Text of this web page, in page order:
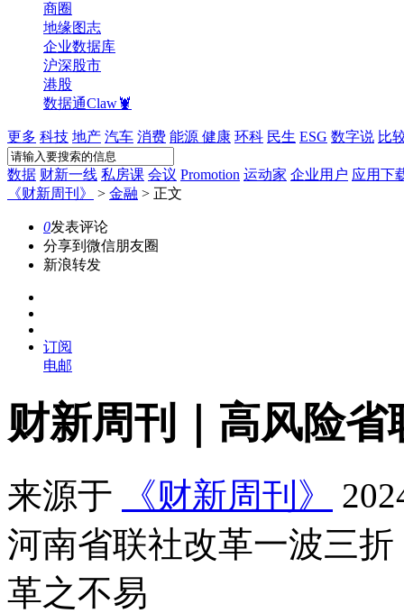
商圈
地缘图志
企业数据库
沪深股市
港股
数据通Claw🦞
更多 科技 地产 汽车 消费 能源 健康 环科 民生 ESG 数字说 比
数据 财新一线 私房课 会议 Promotion 运动家 企业用户 应用下
《财新周刊》
> 金融 > 正文
0发表评论
分享到微信朋友圈
新浪转发
订阅
电邮
财新周刊｜高风险
来源于 《财新周刊》
河南省联社改革一波三
革之不易